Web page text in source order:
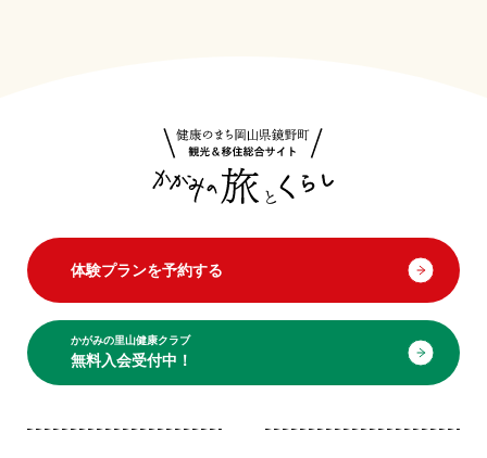
体験プランを予約する
かがみの里山健康クラブ
無料入会受付中！